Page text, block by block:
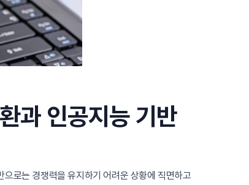
과 인공지능 기반
로는 경쟁력을 유지하기 어려운 상황에 직면하고